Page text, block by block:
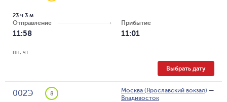
Отправление
11:58
23 ч 3 м
Прибытие
11:01
пн, чт
Выбрать дату
002Э
8
Москва (Ярославский вокзал) —
Владивосток